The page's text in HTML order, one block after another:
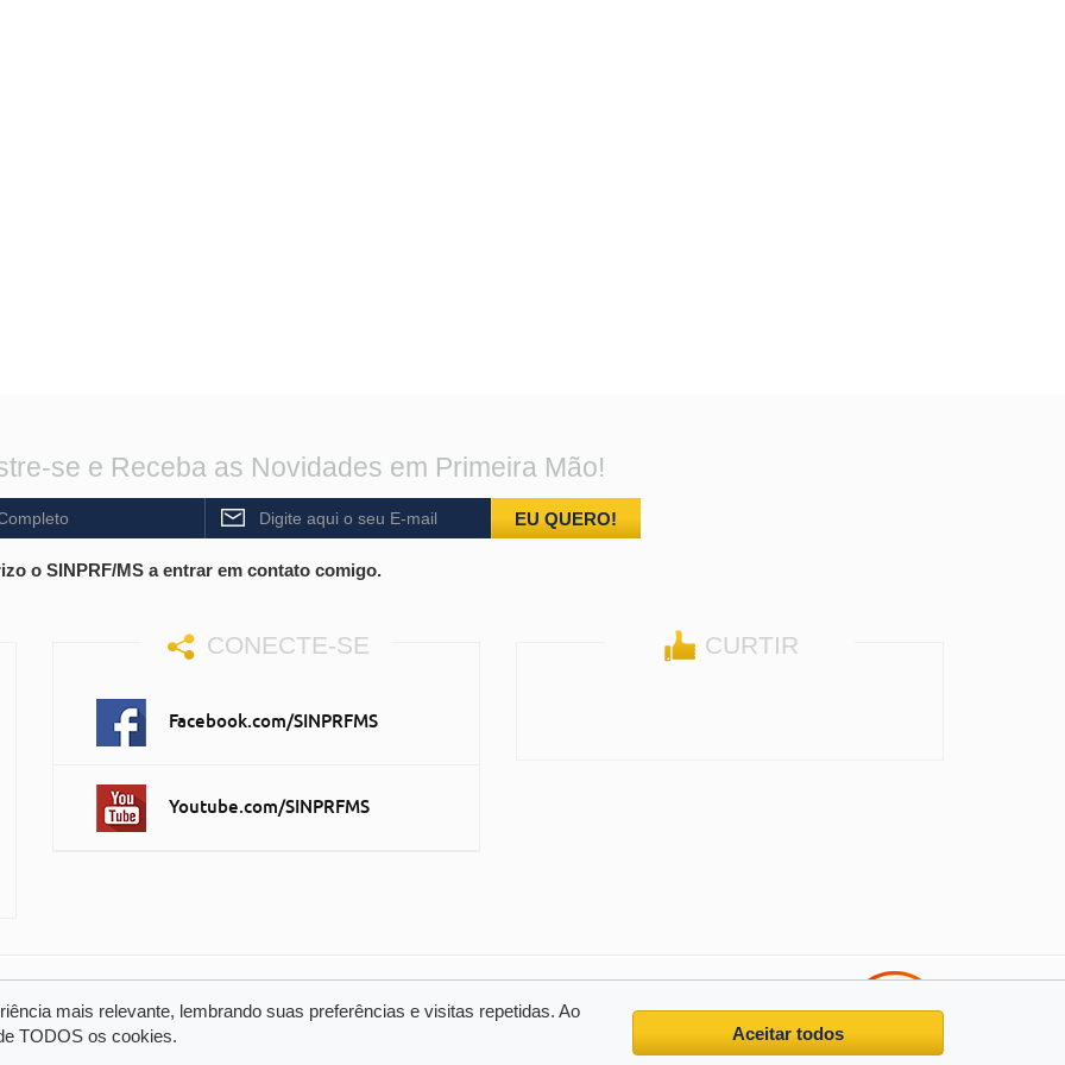
se e Receba as Novidades em Primeira Mão!
EU QUERO!
o SINPRF/MS a entrar em contato comigo.
CONECTE-SE
Facebook.com/SINPRFMS
Youtube.com/SINPRFMS
CURTIR
mais relevante, lembrando suas preferências e visitas repetidas. Ao
TODOS os cookies.
Aceitar todos